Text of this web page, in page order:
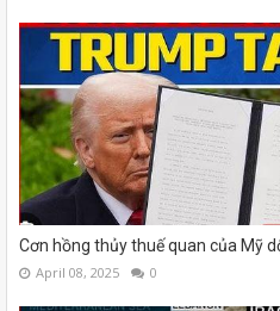
Cơn hồng thủy thuế quan của Mỹ
April 08, 2025 0